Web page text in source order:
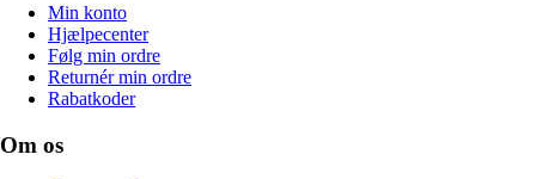
Min konto
Hjælpecenter
Følg min ordre
Returnér min ordre
Rabatkoder
Om os